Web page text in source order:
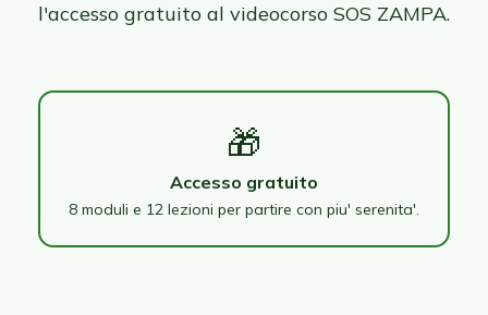
l'accesso gratuito al videocorso SOS ZAMPA.
🎁
Accesso gratuito
8 moduli e 12 lezioni per partire con piu' serenita'.